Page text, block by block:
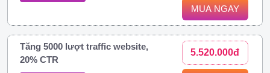
MUA NGAY
Tăng 5000 lượt traffic website,
20% CTR
5.520.000đ